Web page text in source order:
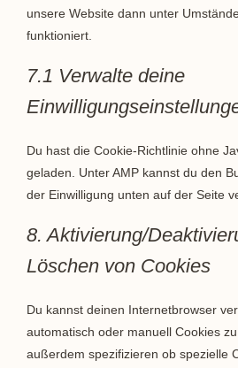
unsere Website dann unter
funktioniert.
7.1 Verwalte deine
Du hast die Cookie-Richtlinie ohne
geladen. Unter AMP kannst du den
der Einwilligung unten auf der Seite
8. Aktivierung/
Löschen von Cookies
Du kannst deinen Internetbrowser
automatisch oder manuell Cookies
außerdem spezifizieren ob spezielle